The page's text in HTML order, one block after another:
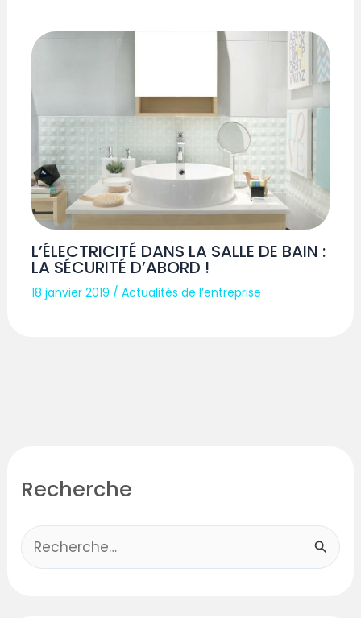
L’ÉLECTRICITÉ DANS LA SALLE DE BAIN :
LA SÉCURITÉ D’ABORD !
18 janvier 2019 /Actualités de l’entreprise
Recherche
R